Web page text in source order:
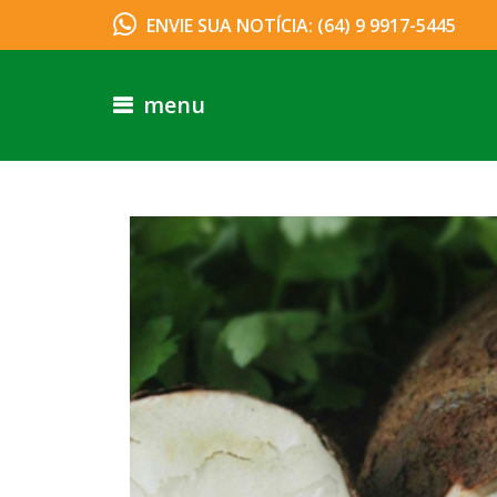
ENVIE SUA NOTÍCIA: (64) 9 9917-5445
menu